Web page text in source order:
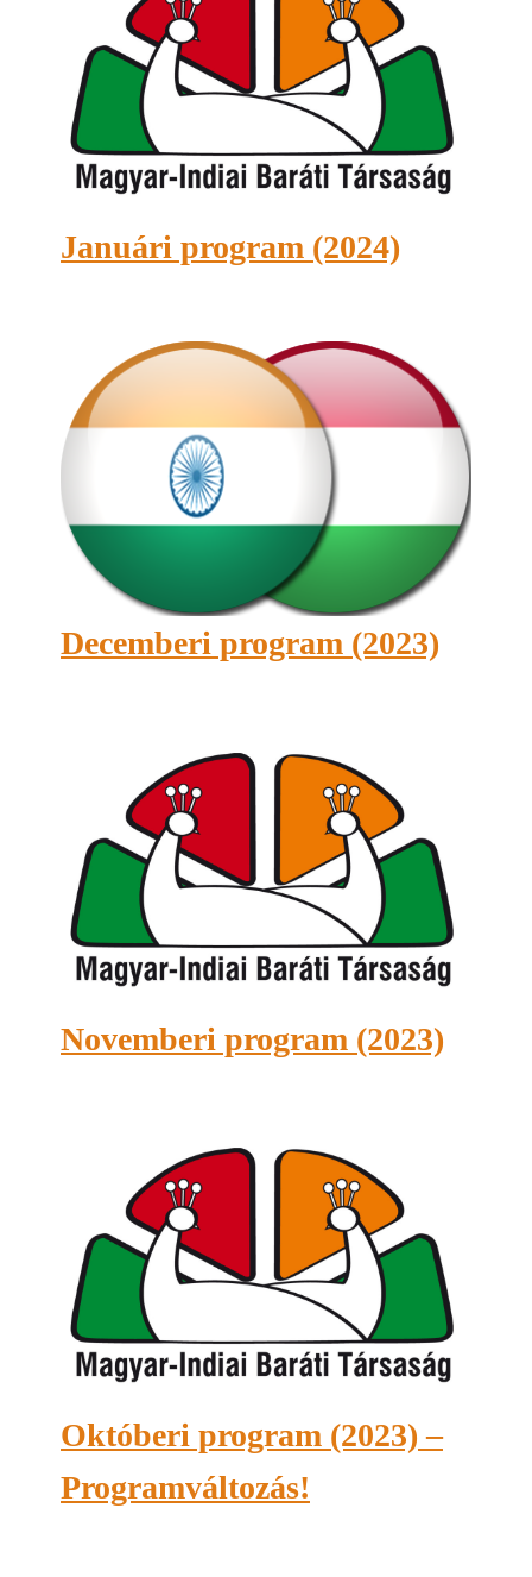
Januári program (2024)
Decemberi program (2023)
Novemberi program (2023)
Októberi program (2023) –
Programváltozás!